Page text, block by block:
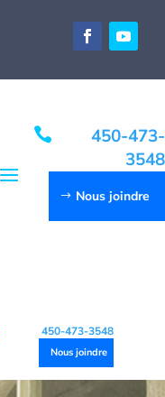

450-473-
3548
Nous joindre
450-473-3548
Nous joindre